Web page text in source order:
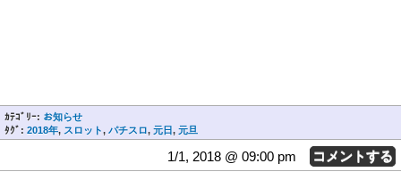
ｶﾃｺﾞﾘｰ: お知らせ
ﾀｸﾞ: 2018年, スロット, パチスロ, 元日, 元旦
1/1, 2018 @ 09:00 pm コメントする